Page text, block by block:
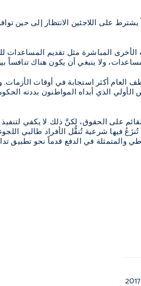
على اللاجئين الانتظار إلى حين
المباشرة مثل تقديم المساعدات
ولا ينبغي أن يكون هناك تنافساً
العام أكثر استجابة في أوقات
الأولي الذي أبداه المواطنون بددته
على الحقوق، لكنَّ ذلك لا يكفي
فيها شرعية تُنقُّل الأفراد طالبي
والمتمثلة في الدفع قدماً نحو تطبيق